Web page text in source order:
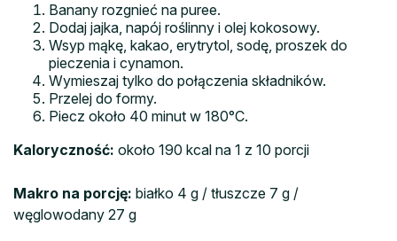
Banany rozgnieć na puree.
Dodaj jajka, napój roślinny i olej kokosowy.
Wsyp mąkę, kakao, erytrytol, sodę, proszek do
pieczenia i cynamon.
Wymieszaj tylko do połączenia składników.
Przelej do formy.
Piecz około 40 minut w 180°C.
Kaloryczność: około 190 kcal na 1 z 10 porcji
Makro na porcję: białko 4 g / tłuszcze 7 g /
węglowodany 27 g